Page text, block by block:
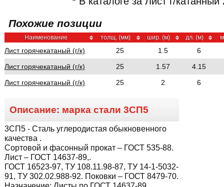
Похожие позиции
Наименование толщ. (мм) шир. (м) дл. (м)
Лист горячекатаный (г/к) 25 1.5
6
Лист горячекатаный (г/к)
25 1.57
4.15
Лист горячекатаный (г/к)
25 2 6
Описание: марка стали 3СП5
3СП5 - Сталь углеродистая обыкновенного
качества .
Сортовой и фасонный прокат – ГОСТ 535-88.
Лист – ГОСТ 14637-89,.
ГОСТ 16523-97, ТУ 108.11.98-87, ТУ 14-1-5032-
91, ТУ 302.02.988-92. Поковки – ГОСТ 8479-70.